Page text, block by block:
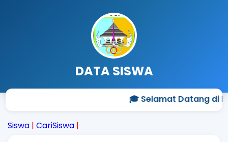
DATA SISWA
🎓 Selamat Datang di
Siswa | CariSiswa |